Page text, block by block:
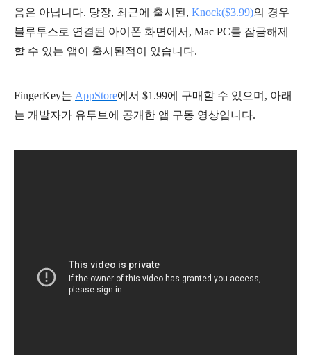
음은 아닙니다. 당장, 최근에 출시된, Knock($3.99)의 경우
블루투스로 연결된 아이폰 화면에서, Mac PC를 잠금해제
할 수 있는 앱이 출시된적이 있습니다.
FingerKey는 AppStore에서 $1.99에 구매할 수 있으며, 아래
는 개발자가 유투브에 공개한 앱 구동 영상입니다.